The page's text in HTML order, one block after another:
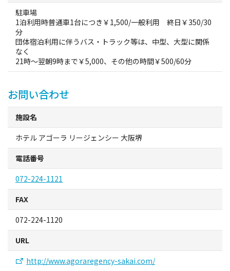
駐車場
1泊利用時普通車1台につき￥1,500/一般利用 終日￥350/30
分
団体宿泊利用に伴うバス・トラック等は、中型、大型に関係
なく
21時～翌朝9時まで￥5,000、その他の時間￥500/60分
お問い合わせ
施設名
ホテル アゴーラ リージェンシー 大阪堺
電話番号
072-224-1121
FAX
072-224-1120
URL
http://www.agoraregency-sakai.com/